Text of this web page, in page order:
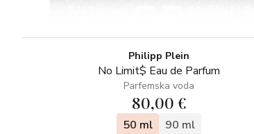
Philipp Plein
No Limit$ Eau de Parfum
Parfemska voda
80,00 €
50 ml 90 ml